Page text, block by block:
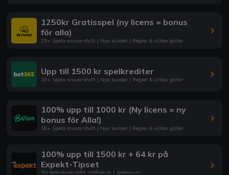
1250kr Gratisspel (ny licens = bonus
för alla)
25+ Spela ansvarsfullt | Nya kunder | Regler & villkor gäller
Upp till 1500 kr spelkrediter
18+ Spela ansvarsfullt | Nya kunder | Regler & villkor gäller
100% upp till 1000 kr (Ny licens = ny
bonus för Alla!)
18+ Spela ansvarsfullt | Nya kunder | Regler & villkor gäller
100% upp till 1500 kr + 64 kr på
Expekt-Tipset
18+ Spela ansvarsfullt| stodlinjen.se | spelpaus.se